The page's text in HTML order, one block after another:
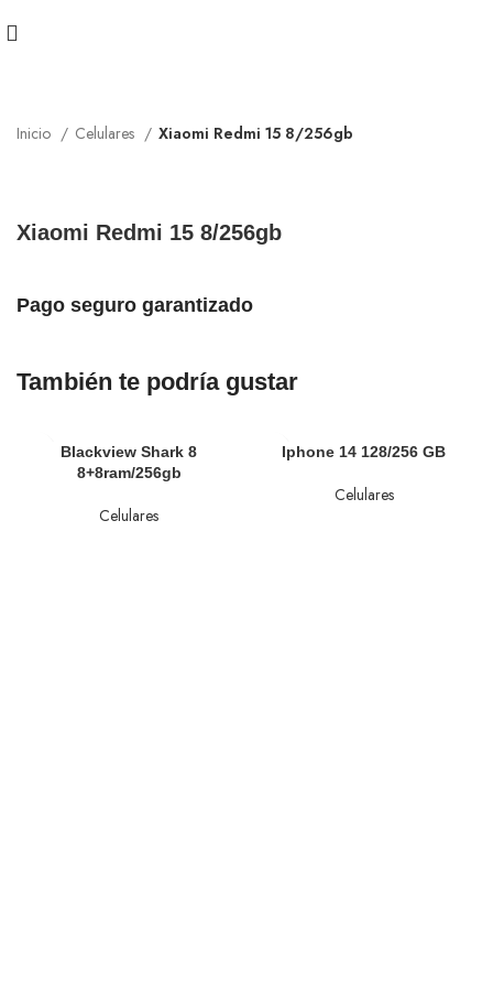
Inicio Celulares Xiaomi Redmi 15 8/256gb
Xiaomi Redmi 15 8/256gb
Pago seguro garantizado
También te podría gustar
Blackview Shark 8
8+8ram/256gb
Celulares
Iphone 14 128/256 GB
Celulares